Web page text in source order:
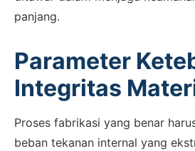
panjang.
Parameter
Integritas
Proses fabrikasi yang benar
beban tekanan internal yang